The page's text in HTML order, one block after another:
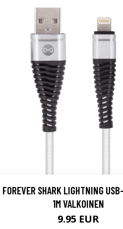
FOREVER SHARK LIGHTNING
1M VALKOINEN
9.95 EUR